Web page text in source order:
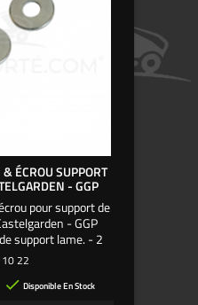
ÉCROU SUPPORT
- GGP
pour support de
- GGP
support lame. - 2
1 Écrou frein.
22
 Disponible En Stock